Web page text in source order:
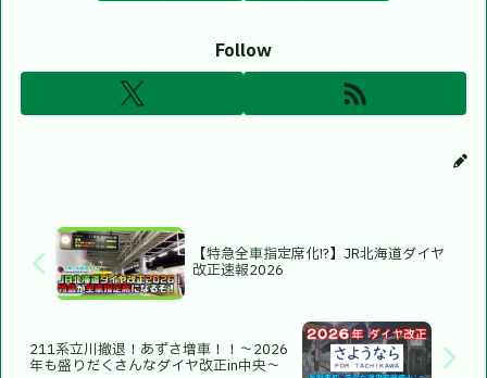
Follow
【特急全車指定席化!?】JR北海道ダイヤ
改正速報2026
211系立川撤退！あずさ増車！！～2026
年も盛りだくさんなダイヤ改正in中央～